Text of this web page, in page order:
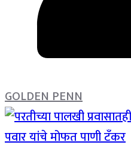
GOLDEN PENN